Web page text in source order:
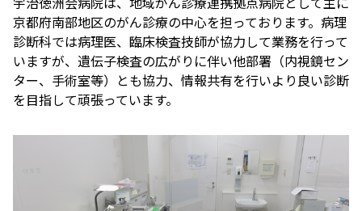
京都府南部地区のがん診療の中心を担っております。病理
診断科では病理医、臨床検査技師が協力して業務を行って
いますが、遺伝子検査の広がりに伴い他部署（内視鏡セン
ター、手術室等）とも協力、情報共有を行いより良い診断
を目指して頑張っています。